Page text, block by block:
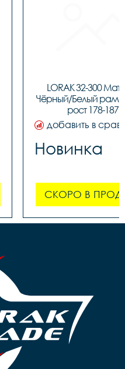
LORAK 32-300
Чёрный/Белый рама
рост 178-187)
добавить в
Новинка
СКОРО В